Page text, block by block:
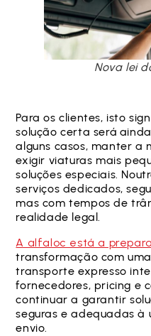
Nova lei
Para os clientes, isto
solução certa será
alguns casos, manter a
exigir viaturas mais
soluções especiais.
serviços dedicados,
mas com tempos de
realidade legal.
A alfaloc está a
transformação com
transporte expresso
fornecedores, pricing e
continuar a garantir
seguras e adequadas à
envio.